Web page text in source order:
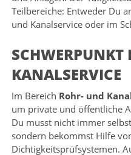
Teilbereiche: Entweder Du
und Kanalservice oder im
SCHWERPUNKT
KANALSERVICE
Im Bereich Rohr- und
um private und öffentliche
Du musst nicht immer
sondern bekommst Hilfe
Dichtigkeitsprüfsystemen.